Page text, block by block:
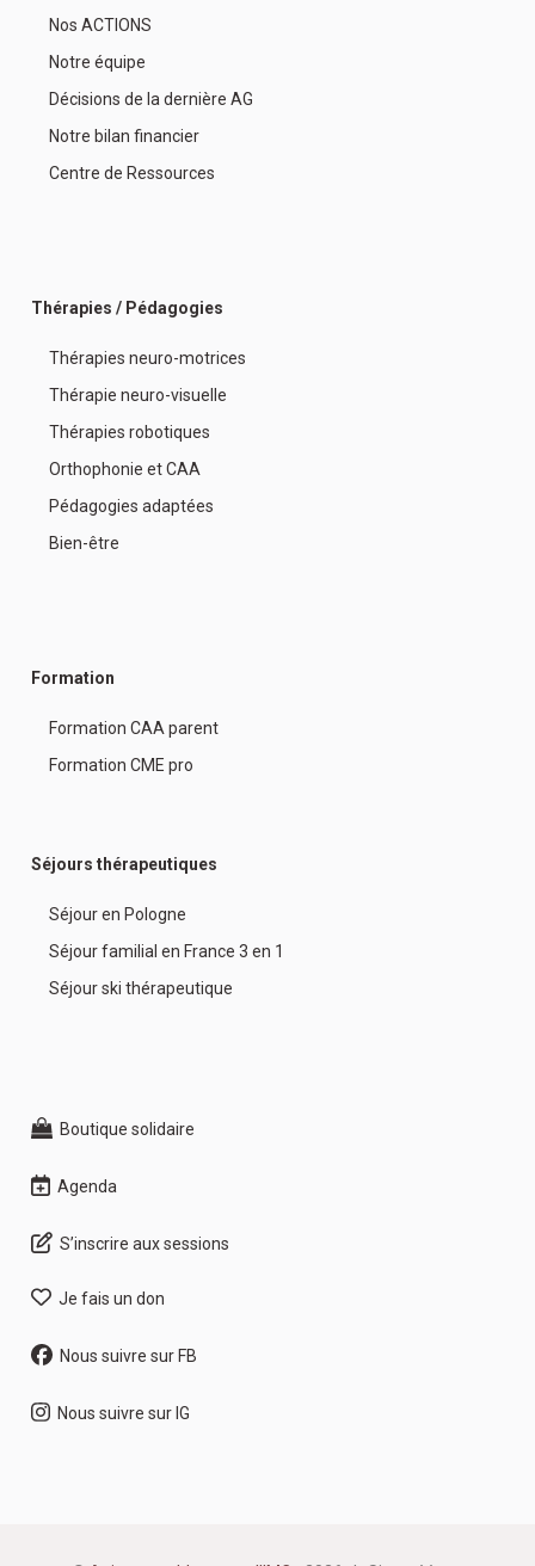
Nos ACTIONS
Notre équipe
Décisions de la dernière AG
Notre bilan financier
Centre de Ressources
Thérapies / Pédagogies
Thérapies neuro-motrices
Thérapie neuro-visuelle
Thérapies robotiques
Orthophonie et CAA
Pédagogies adaptées
Bien-être
Formation
Formation CAA parent
Formation CME pro
Séjours thérapeutiques
Séjour en Pologne
Séjour familial en France 3 en 1
Séjour ski thérapeutique
Boutique solidaire
Agenda
S’inscrire aux sessions
Je fais un don
Nous suivre sur FB
Nous suivre sur IG